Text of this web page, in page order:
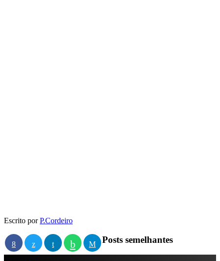
Escrito porP.Cordeiro
Posts semelhantes